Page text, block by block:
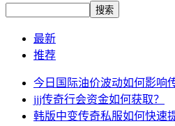
最新
推荐
今日国际油价波动如何影响
jjj传奇行会资金如何获取？
韩版中变传奇私服如何快速